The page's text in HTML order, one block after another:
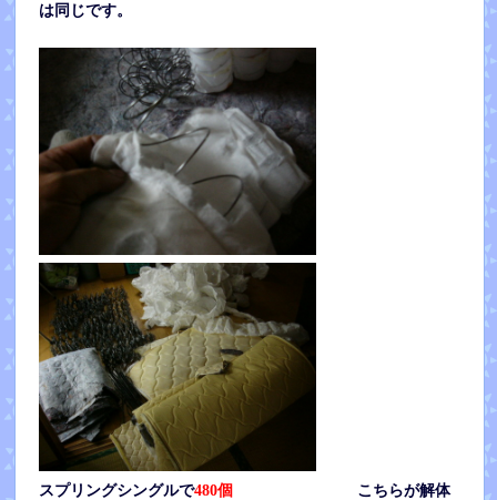
は同じです。
スプリングシングルで480個
こちらが解体